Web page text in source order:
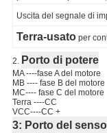
Uscita del segnale di
Terra-usatoper
2. Porto di potere
MA ----fase A del motore
MB ---- fase B del motore
MC---- fase C del motore
Terra ----CC
VCC----CC +
3: Porto del